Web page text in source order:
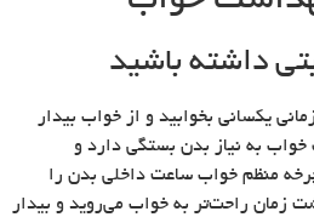
یکسانی بخوابید و از خواب بیدار
به نیاز بدن بستگی دارد و
منظم خواب ساعت داخلی بدن را
زمان راحت‌تر به خواب می‌روید و بیدار